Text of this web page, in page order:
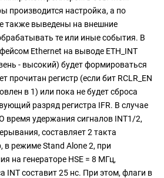
производится настройка, а по
также выведены на внешние
те или иные события. В
Ethernet на выводе ETH_INT
- высокий) будет формироваться
прочитан регистр (если бит RCLR_EN
в 1) или пока не будет сброса
разряд регистра IFR. В случае
удержания сигналов INT1/2,
составляет 2 такта
в режиме Stand Alone 2, при
на генераторе HSE = 8 МГц,
INT составит 25 нс. При этом, флаги в